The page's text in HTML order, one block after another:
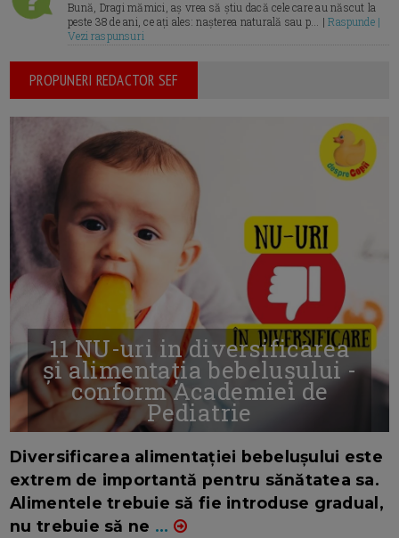
Bună, Dragi mămici, aș vrea să știu dacă cele care au născut la
peste 38 de ani, ce ați ales: nașterea naturală sau p... |Raspunde |
Vezi raspunsuri
PROPUNERI REDACTOR SEF
11 NU-uri in diversificarea
și alimentația bebelușului -
conform Academiei de
Pediatrie
Diversificarea alimentației bebelușului este
extrem de importantă pentru sănătatea sa.
Alimentele trebuie să fie introduse gradual,
nu trebuie să ne ...